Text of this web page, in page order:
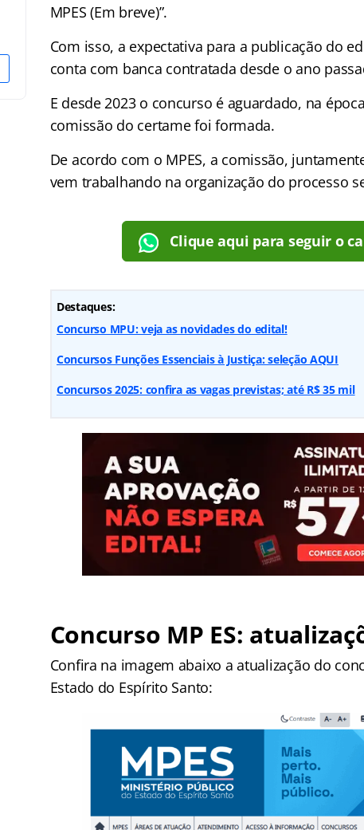
MPES (Em breve)”.
Com isso, a expectativa para a publicação do
conta com banca contratada desde o ano
E desde 2023 o concurso é aguardado, na
comissão do certame foi formada.
De acordo com o MPES, a comissão,
vem trabalhando na organização do processo
Clique aqui para seguir o
Destaques:
Concurso MPU: veja as novidades do edital!
Concursos Funções Essenciais à Justiça: seleção AQUI
Concursos 2025: confira as vagas previstas; até R$ 35 mil
Concurso MP ES:
Confira na imagem abaixo a atualização do
Estado do Espírito Santo: